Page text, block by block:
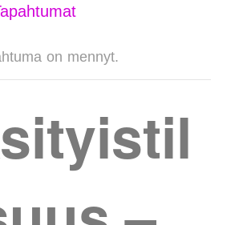
on mennyt.